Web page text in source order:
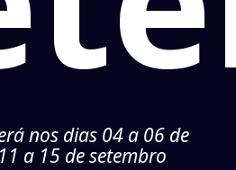
nos dias 04 a 06 de
a 15 de setembro